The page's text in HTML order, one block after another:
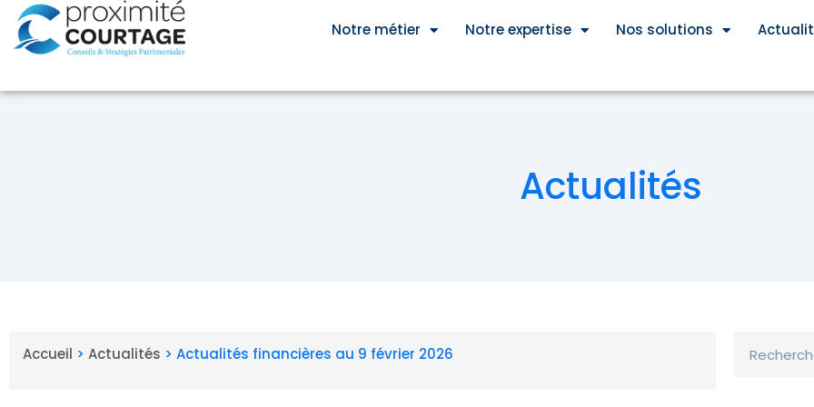
Aller
contenu
Notre métier Notre expertise Nos solutions
Actualités
Accueil > Actualités > Actualités financières au 9 février 2026